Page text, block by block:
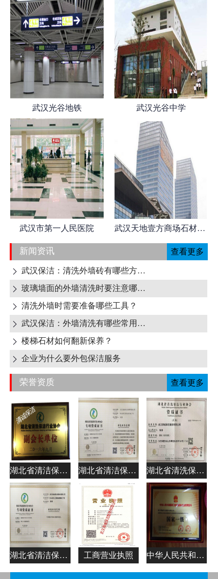
武汉光谷地铁 武汉光谷中学
武汉市第一人民医院 武汉天地壹方商场石材日常养护
新闻资讯 查看更多

武汉保洁：清洗外墙砖有哪些方式呢?

玻璃墙面的外墙清洗时要注意哪些地方呢?
 清洗外墙时需要准备哪些工具？

武汉保洁：外墙清洗有哪些常用清洁剂？
 楼梯石材如何翻新保养？
 企业为什么要外包保洁服务
荣誉资质 查看更多
湖北省清洁保洁行业协会副会长单位 湖北省清洁保洁行业协会专项资质证书 湖北省清洗保洁行业协会资质证书
湖北省清洁保洁行业协会专项资质证书 工商营业执照 中华人民共和国清洁服务企业资质证书